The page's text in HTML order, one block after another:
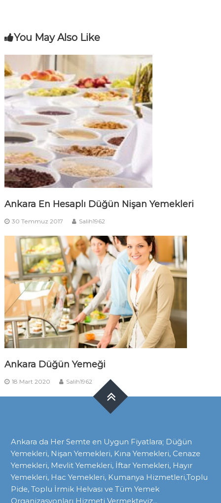
You May Also Like
Ankara En Hesaplı Düğün Nişan Yemekleri
30 Temmuz 2017 Salih1962
Ankara Düğün Yemeği
18 Mart 2020 Salih1962
Ankara da Her Semte en Uygun Fiyatlara; Düğün
Yemekleri, Nişan Yemekleri, Kına Yemekleri, Cenaze
Yemekleri, Mevlit Yemekleri, İftar Yemekleri, Hayır
Yemekleri, Hac Yemekleri, Kumanya Hizmetleri,Toplu
Pide, Toplu İrmik Helvası ve Tüm Yemek
Organizasyonları Hizmeti Vermekteyiz...